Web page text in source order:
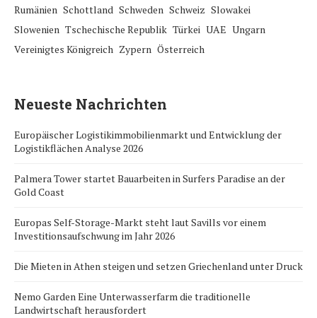
Rumänien Schottland Schweden Schweiz Slowakei
Slowenien Tschechische Republik Türkei UAE Ungarn
Vereinigtes Königreich Zypern Österreich
Neueste Nachrichten
Europäischer Logistikimmobilienmarkt und Entwicklung der
Logistikflächen Analyse 2026
Palmera Tower startet Bauarbeiten in Surfers Paradise an der
Gold Coast
Europas Self-Storage-Markt steht laut Savills vor einem
Investitionsaufschwung im Jahr 2026
Die Mieten in Athen steigen und setzen Griechenland unter Druck
Nemo Garden Eine Unterwasserfarm die traditionelle
Landwirtschaft herausfordert